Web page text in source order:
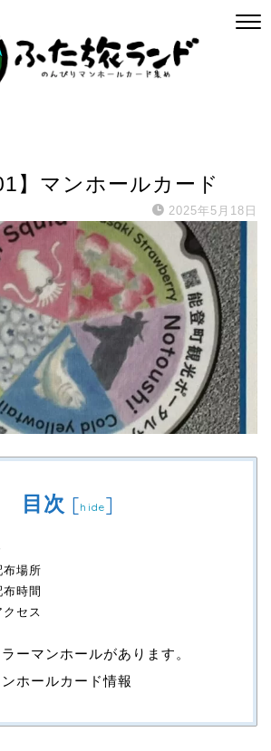
】マンホールカード
2025年5月18日
目次 [hide]
布場所
布時間
クセス
ーマンホールがあります。
ホールカード情報